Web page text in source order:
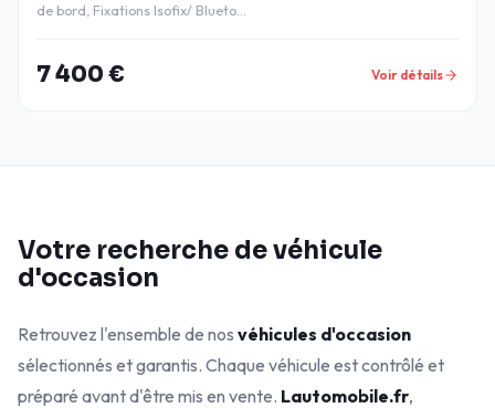
de bord, Fixations Isofix/ Blueto…
7 400 € Voir détails
Votre recherche de véhicule
d'occasion
Retrouvez l'ensemble de nos véhicules d'occasion
sélectionnés et garantis. Chaque véhicule est contrôlé et
préparé avant d'être mis en vente. Lautomobile.fr,